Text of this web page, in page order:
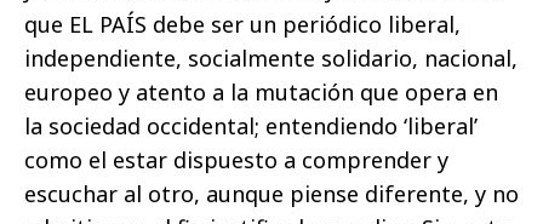
que EL PAÍS debe ser un periódico liberal,
independiente, socialmente solidario, nacional,
europeo y atento a la mutación que opera en
la sociedad occidental; entendiendo ‘liberal’
como el estar dispuesto a comprender y
escuchar al otro, aunque piense diferente, y no